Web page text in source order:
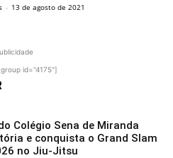
- 13 de agosto de 2021
id="4175"]
Colégio Sena de Miranda
e conquista o Grand Slam
no Jiu-Jitsu